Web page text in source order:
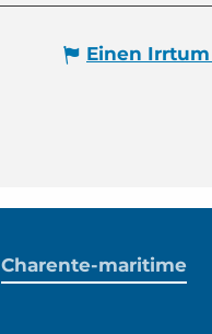
Einen
Charente-maritime